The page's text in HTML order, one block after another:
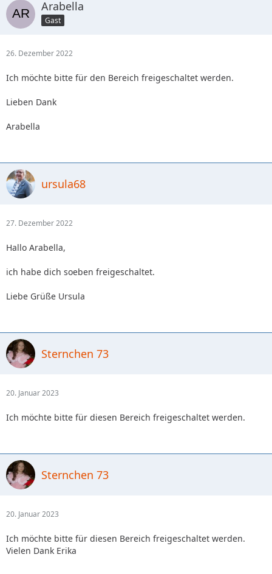
Arabella
Gast
26. Dezember 2022
Ich möchte bitte für den Bereich freigeschaltet werden.
Lieben Dank
Arabella
ursula68
27. Dezember 2022
Hallo Arabella,
ich habe dich soeben freigeschaltet.
Liebe Grüße Ursula
Sternchen 73
20. Januar 2023
Ich möchte bitte für diesen Bereich freigeschaltet werden.
Sternchen 73
20. Januar 2023
Ich möchte bitte für diesen Bereich freigeschaltet werden.
Vielen Dank Erika